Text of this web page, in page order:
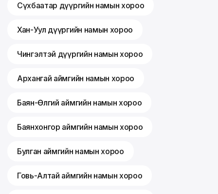
Сүхбаатар дүүргийн намын хороо
Хан-Уул дүүргийн намын хороо
Чингэлтэй дүүргийн намын хороо
Архангай аймгийн намын хороо
Баян-Өлгий аймгийн намын хороо
Баянхонгор аймгийн намын хороо
Булган аймгийн намын хороо
Говь-Алтай аймгийн намын хороо